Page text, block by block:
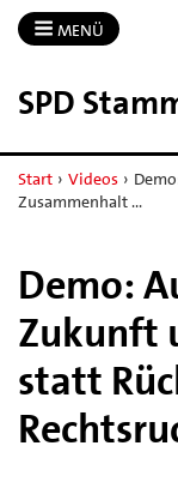
MENÜ
SPD
Start › Videos ›
Zusammenhalt …
Demo:
Zukunft
statt